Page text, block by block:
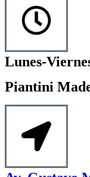
Lunes-
Piantini